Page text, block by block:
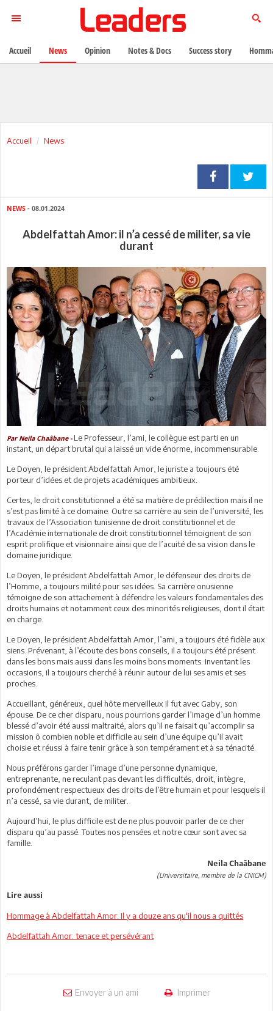
Accueil News
NEWS - 08.01.2024
Abdelfattah Amor: il n’a cessé de militer, sa vie
durant
Par Neila Chaâbane -Le Professeur, l’ami, le collègue est parti en un
instant, un départ brutal qui a laissé un vide énorme, incommensurable.
Le Doyen, le président Abdelfattah Amor, le juriste a toujours été
porteur d’idées et de projets académiques ambitieux.
Certes, le droit constitutionnel a été sa matière de prédilection mais il ne
s’est pas limité à ce domaine. Outre sa carrière au sein de l’université, les
travaux de l’Association tunisienne de droit constitutionnel et de
l’Académie internationale de droit constitutionnel témoignent de son
esprit prolifique et visionnaire ainsi que de l’acuité de sa vision dans le
domaine juridique.
Le Doyen, le président Abdelfattah Amor, le défenseur des droits de
l’Homme, a toujours milité pour ses idées. Sa carrière onusienne
témoigne de son attachement à défendre les valeurs fondamentales des
droits humains et notamment ceux des minorités religieuses, dont il était
en charge.
Le Doyen, le président Abdelfattah Amor, l’ami, a toujours été fidèle aux
siens. Prévenant, à l’écoute des bons conseils, il a toujours été présent
dans les bons mais aussi dans les moins bons moments. Inventant les
occasions, il a toujours cherché à réunir autour de lui ses amis et ses
proches.
Accueillant, généreux, quel hôte merveilleux il fut avec Gaby, son
épouse. De ce cher disparu, nous pourrions garder l’image d’un homme
blessé d’avoir été aussi maltraité, alors qu’il ne faisait qu’accomplir sa
mission ô combien noble et difficile au sein d’une équipe qu’il avait
choisie et réussi à faire tenir grâce à son tempérament et à sa ténacité.
Nous préférons garder l’image d’une personne dynamique,
entreprenante, ne reculant pas devant les difficultés, droit, intègre,
profondément respectueux des droits de l’être humain et pour lesquels il
n’a cessé, sa vie durant, de militer.
Aujourd’hui, le plus difficile est de ne plus pouvoir parler de ce cher
disparu qu’au passé. Toutes nos pensées et notre cœur sont avec sa
famille.
Neila Chaâbane
(Universitaire, membre de la CNICM)
Lire aussi
Hommage à Abdelfattah Amor: Il y a douze ans qu'il nous a quittés
Abdelfattah Amor: tenace et persévérant
Envoyer à un ami Imprimer
Accueil News Opinion Notes & Docs Success story